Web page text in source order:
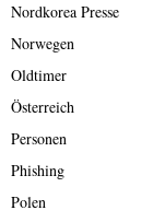
Nordkorea Presse
Norwegen
Oldtimer
Österreich
Personen
Phishing
Polen